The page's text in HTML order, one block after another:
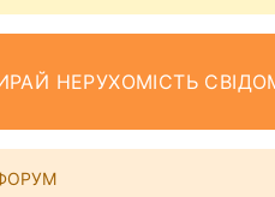
НЕРУХОМІСТЬ